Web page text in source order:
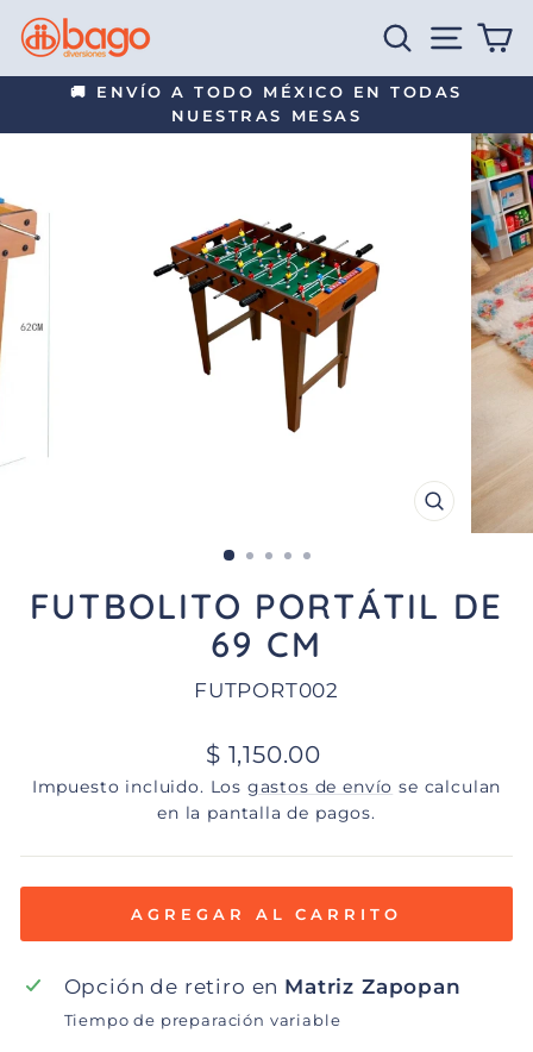
directamente
al
BUSCAR
diapositivas
🚚 ENVÍO A TODO MÉXICO EN TODAS
NUESTRAS MESAS
CERRAR
(ESC)
FUTBOLITO PORTÁTIL DE
69 CM
FUTPORT002
Precio
habitual
$ 1,150.00
Impuesto incluido. Los gastos de envío se calculan
en la pantalla de pagos.
AGREGAR AL CARRITO
Opción de retiro en Matriz Zapopan
Tiempo de preparación variable